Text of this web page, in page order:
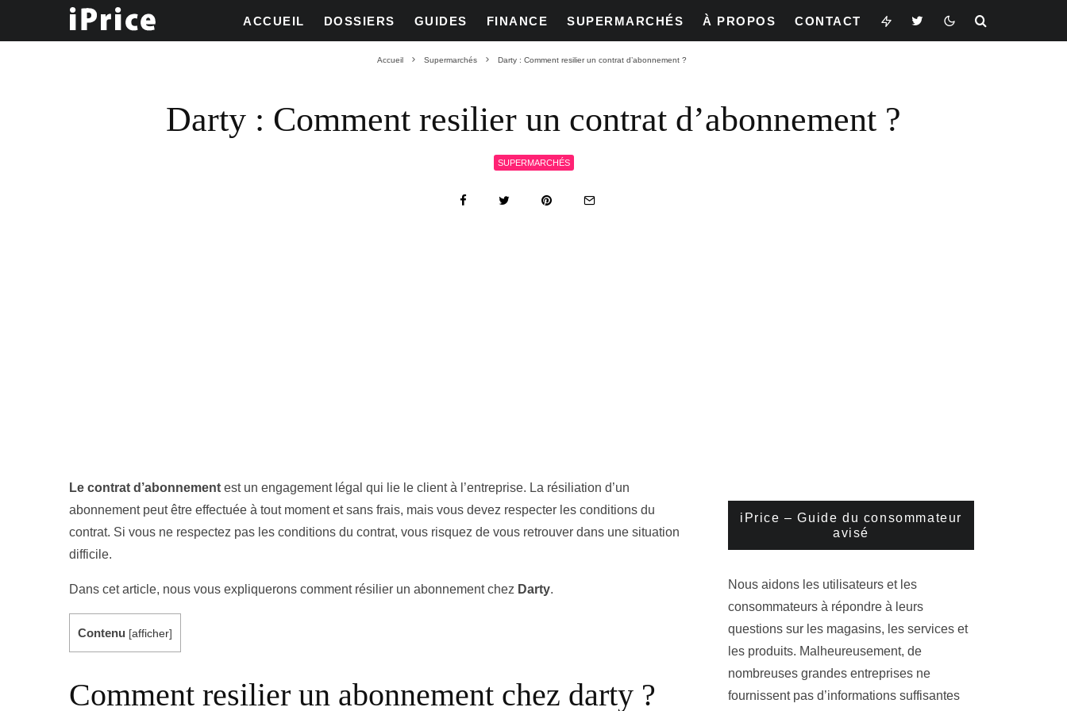
ACCUEIL DOSSIERS GUIDES FINANCE SUPERMARCHÉS À PROPOS CONTACT
Accueil Supermarchés Darty : Comment resilier un contrat d’abonnement ?
Darty : Comment resilier un contrat d’abonnement ?
SUPERMARCHÉS
Le contrat d’abonnement est un engagement légal qui lie le client à l’entreprise. La résiliation d’un
abonnement peut être effectuée à tout moment et sans frais, mais vous devez respecter les conditions du
contrat. Si vous ne respectez pas les conditions du contrat, vous risquez de vous retrouver dans une situation
difficile.
Dans cet article, nous vous expliquerons comment résilier un abonnement chez Darty.
Contenu [afficher]
Comment resilier un abonnement chez darty ?
iPrice – Guide du consommateur
avisé
Nous aidons les utilisateurs et les
consommateurs à répondre à leurs
questions sur les magasins, les services et
les produits. Malheureusement, de
nombreuses grandes entreprises ne
fournissent pas d’informations suffisantes